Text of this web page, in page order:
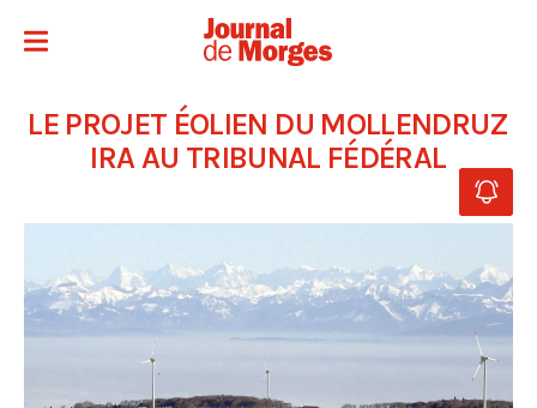
LE PROJET ÉOLIEN DU MOLLENDRUZ
IRA AU TRIBUNAL FÉDÉRAL